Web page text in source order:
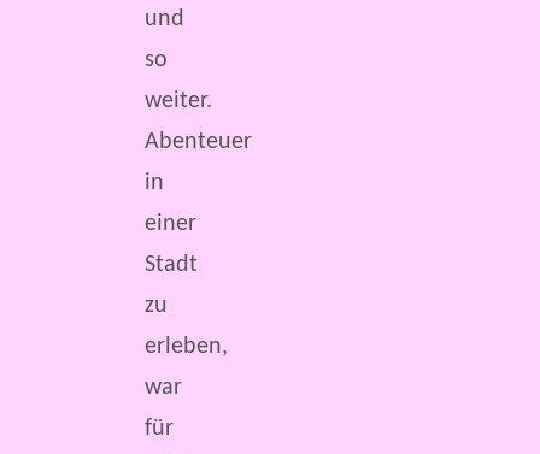
und
so
weiter.
Abenteuer
in
einer
Stadt
zu
erleben,
war
für